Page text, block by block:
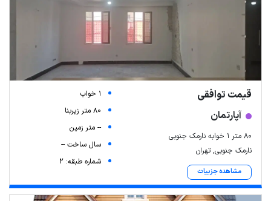
قیمت توافقی
آپارتمان
۸۰ متر ۱ خوابه نارمک جنوبی
نارمک جنوبی, تهران
مشاهده جزییات
1 خواب
80 متر زیربنا
-- متر زمین
سال ساخت --
شماره طبقه: 2